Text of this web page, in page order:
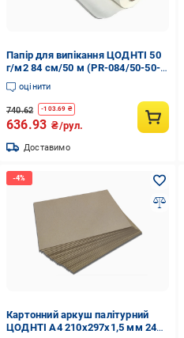
Папір для випікання ЦОДНТІ 50
г/м2 84 см/50 м (PR-084/50-50-
2)
оцінити
740.62 -103.69 ₴
636.93 ₴/рул.
Доставимо
Картонний аркуш палітурний
ЦОДНТІ А4 210х297х1,5 мм 24